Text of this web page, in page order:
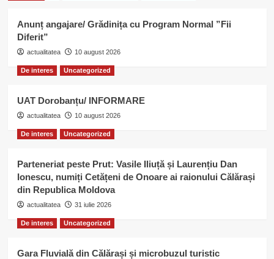
prin
în
resurse
umane
Anunț angajare/ Grădinița cu Program Normal ”Fii
Diferit”
actualitatea 10 august 2026
De interes Uncategorized
UAT Dorobanțu/ INFORMARE
actualitatea 10 august 2026
De interes Uncategorized
Parteneriat peste Prut: Vasile Iliuță și Laurențiu Dan
Ionescu, numiți Cetățeni de Onoare ai raionului Călărași
din Republica Moldova
actualitatea 31 iulie 2026
De interes Uncategorized
Gara Fluvială din Călărași și microbuzul turistic